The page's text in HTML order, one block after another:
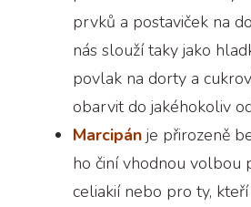
prvků a postaviček na
nás slouží taky jako
povlak na dorty a
obarvit do jakéhokoliv
Marcipán je přirozeně
ho činí vhodnou volbou
celiakií nebo pro ty,